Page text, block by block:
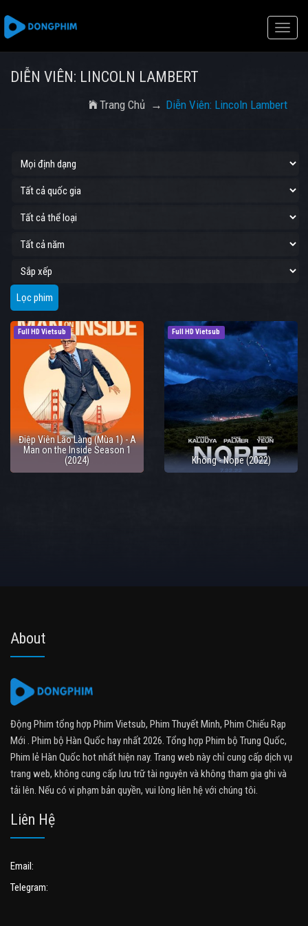
Toggle
DIỄN VIÊN: LINCOLN LAMBERT
Trang Chủ Diễn Viên: Lincoln Lambert
Lọc phim
Full HD Vietsub
Điệp Viên Lão Làng (Mùa 1) - A
Man on the Inside Season 1
(2024)
Full HD Vietsub
Không - Nope (2022)
About
Động Phim tổng hợp Phim Vietsub, Phim Thuyết Minh, Phim Chiếu Rạp
Mới . Phim bộ Hàn Quốc hay nhất 2026. Tổng hợp Phim bộ Trung Quốc,
Phim lẻ Hàn Quốc hot nhất hiện nay. Trang web này chỉ cung cấp dịch vụ
trang web, không cung cấp lưu trữ tài nguyên và không tham gia ghi và
tải lên. Nếu có vi phạm bản quyền, vui lòng liên hệ với chúng tôi.
Liên Hệ
Email:
Telegram: